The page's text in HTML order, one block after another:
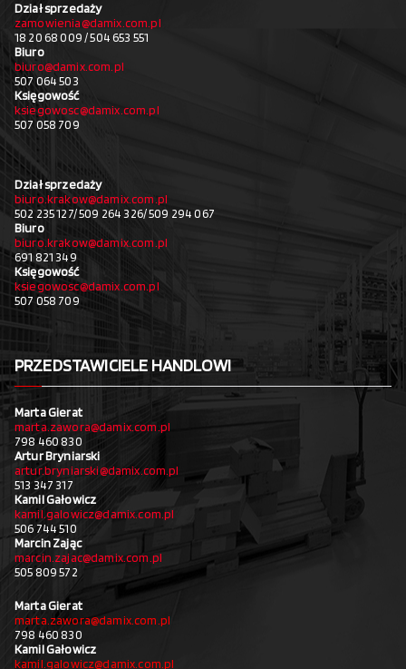
Dział sprzedaży
zamowienia@damix.com.pl
18 20 68 009 / 504 653 551
Biuro
biuro@damix.com.pl
507 064 503
Księgowość
ksiegowosc@damix.com.pl
507 058 709
Dział sprzedaży
biuro.krakow@damix.com.pl
502 235 127/ 509 264 326/ 509 294 067
Biuro
biuro.krakow@damix.com.pl
691 821 349
Księgowość
ksiegowosc@damix.com.pl
507 058 709
PRZEDSTAWICIELE HANDLOWI
Marta Gierat
marta.zawora@damix.com.pl
798 460 830
Artur Bryniarski
artur.bryniarski@damix.com.pl
513 347 317
Kamil Gałowicz
kamil.galowicz@damix.com.pl
506 744 510
Marcin Zając
marcin.zajac@damix.com.pl
505 809 572
Marta Gierat
marta.zawora@damix.com.pl
798 460 830
Kamil Gałowicz
kamil.galowicz@damix.com.pl